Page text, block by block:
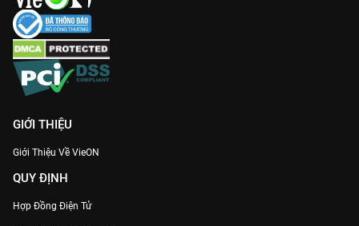
GIỚI THIỆU
Giới Thiệu Về VieON
QUY ĐỊNH
Hợp Đồng Điện Tử